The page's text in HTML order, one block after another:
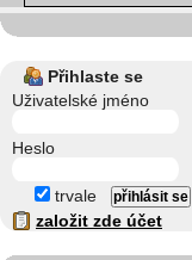
Přihlaste se
Uživatelské jméno
Heslo
trvale
založit zde účet